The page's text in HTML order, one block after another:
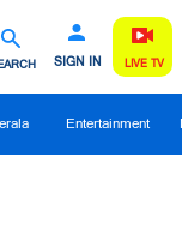
SIGN IN LIVE TV
Entertainment